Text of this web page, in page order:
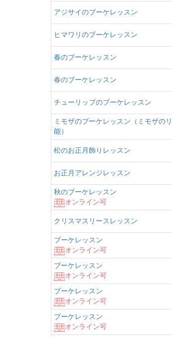
アジサイのブーケレッスン
ヒマワリのブーケレッスン
春のブーケレッスン
春のブーケレッスン
チューリップのブーケレッスン
ミモザのブーケレッスン（ミモザの
能）
松のお正月飾りレッスン
お正月アレンジレッスン
秋のブーケレッスン
オンライン可
クリスマスリースレッスン
ブーケレッスン
オンライン可
ブーケレッスン
オンライン可
ブーケレッスン
オンライン可
ブーケレッスン
オンライン可